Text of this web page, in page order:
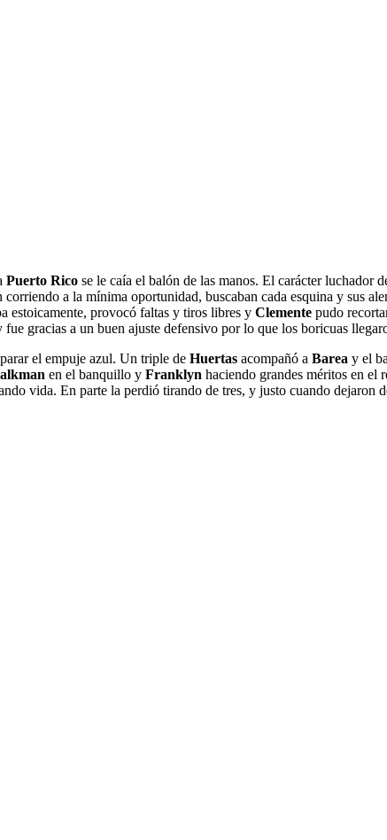
Puerto Rico se le caía el balón de las manos. El carácter luchador
a la mínima oportunidad, buscaban cada esquina y sus
estoicamente, provocó faltas y tiros libres y Clemente pudo
gracias a un buen ajuste defensivo por lo que los boricuas
el empuje azul. Un triple de Huertas acompañó a Barea y el
en el banquillo y Franklyn haciendo grandes méritos en el
vida. En parte la perdió tirando de tres, y justo cuando dejaron